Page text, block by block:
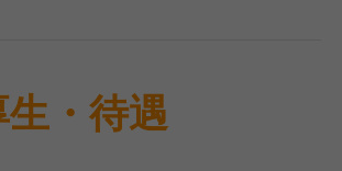
・待遇